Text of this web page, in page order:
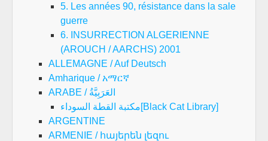
5. Les années 90, résistance dans la sale
guerre
6. INSURRECTION ALGERIENNE
(AROUCH / AARCHS) 2001
ALLEMAGNE / Auf Deutsch
Amharique / አማርኛ
ARABE / العَرَبِيَّةُ
مكتبة القطة السوداء[Black Cat Library]
ARGENTINE
ARMENIE / հայերեն լեզու